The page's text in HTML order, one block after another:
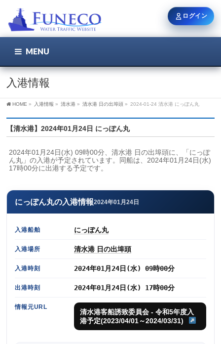
MENU
入港情報
HOME » 入港情報 » 清水港 » 清水港 日の出埠頭 » 2024-01-24 清水港 にっぽん丸
【清水港】2024年01月24日 にっぽん丸
2024年01月24日(水) 09時00分、清水港 日の出埠頭に、「にっぽ
ん丸」の入港が予定されています。同船は、2024年01月24日(水)
17時00分に出港する予定です。
にっぽん丸の入港情報2024年01月24日
入港船舶 にっぽん丸
入港場所 清水港 日の出埠頭
入港時刻 2024年01月24日(水) 09時00分
出港時刻 2024年01月24日(水) 17時00分
情報元URL
清水港客船誘致委員会 - 令和5年度入
港予定(2023/04/01～2024/03/31)
ログイン
ユーザー名 / メール
ログイン状態を保持
新規登録 パスワードを忘れた方